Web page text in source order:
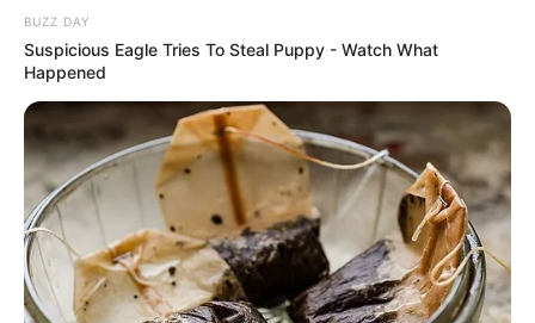
BUZZ DAY
Suspicious Eagle Tries To Steal Puppy - Watch What
Happened